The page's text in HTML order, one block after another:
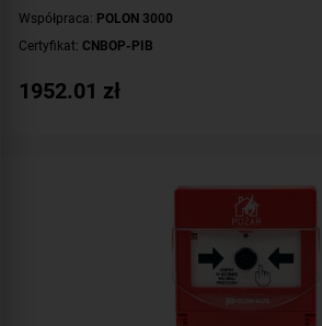
Współpraca: POLON 3000
Certyfikat: CNBOP-PIB
1952.01 zł